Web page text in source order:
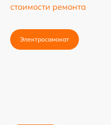
стоимости ремонта
Электросамокат